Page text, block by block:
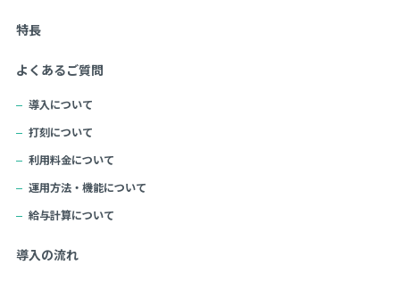
特長
よくあるご質問
導入について
打刻について
利用料金について
運用方法・機能について
給与計算について
導入の流れ